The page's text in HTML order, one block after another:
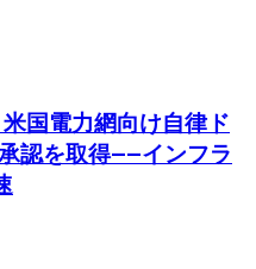
米国電力網向け自律ド
認を取得——インフラ